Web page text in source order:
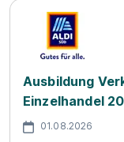
Ausbildung
Einzelhandel
01.08.2026